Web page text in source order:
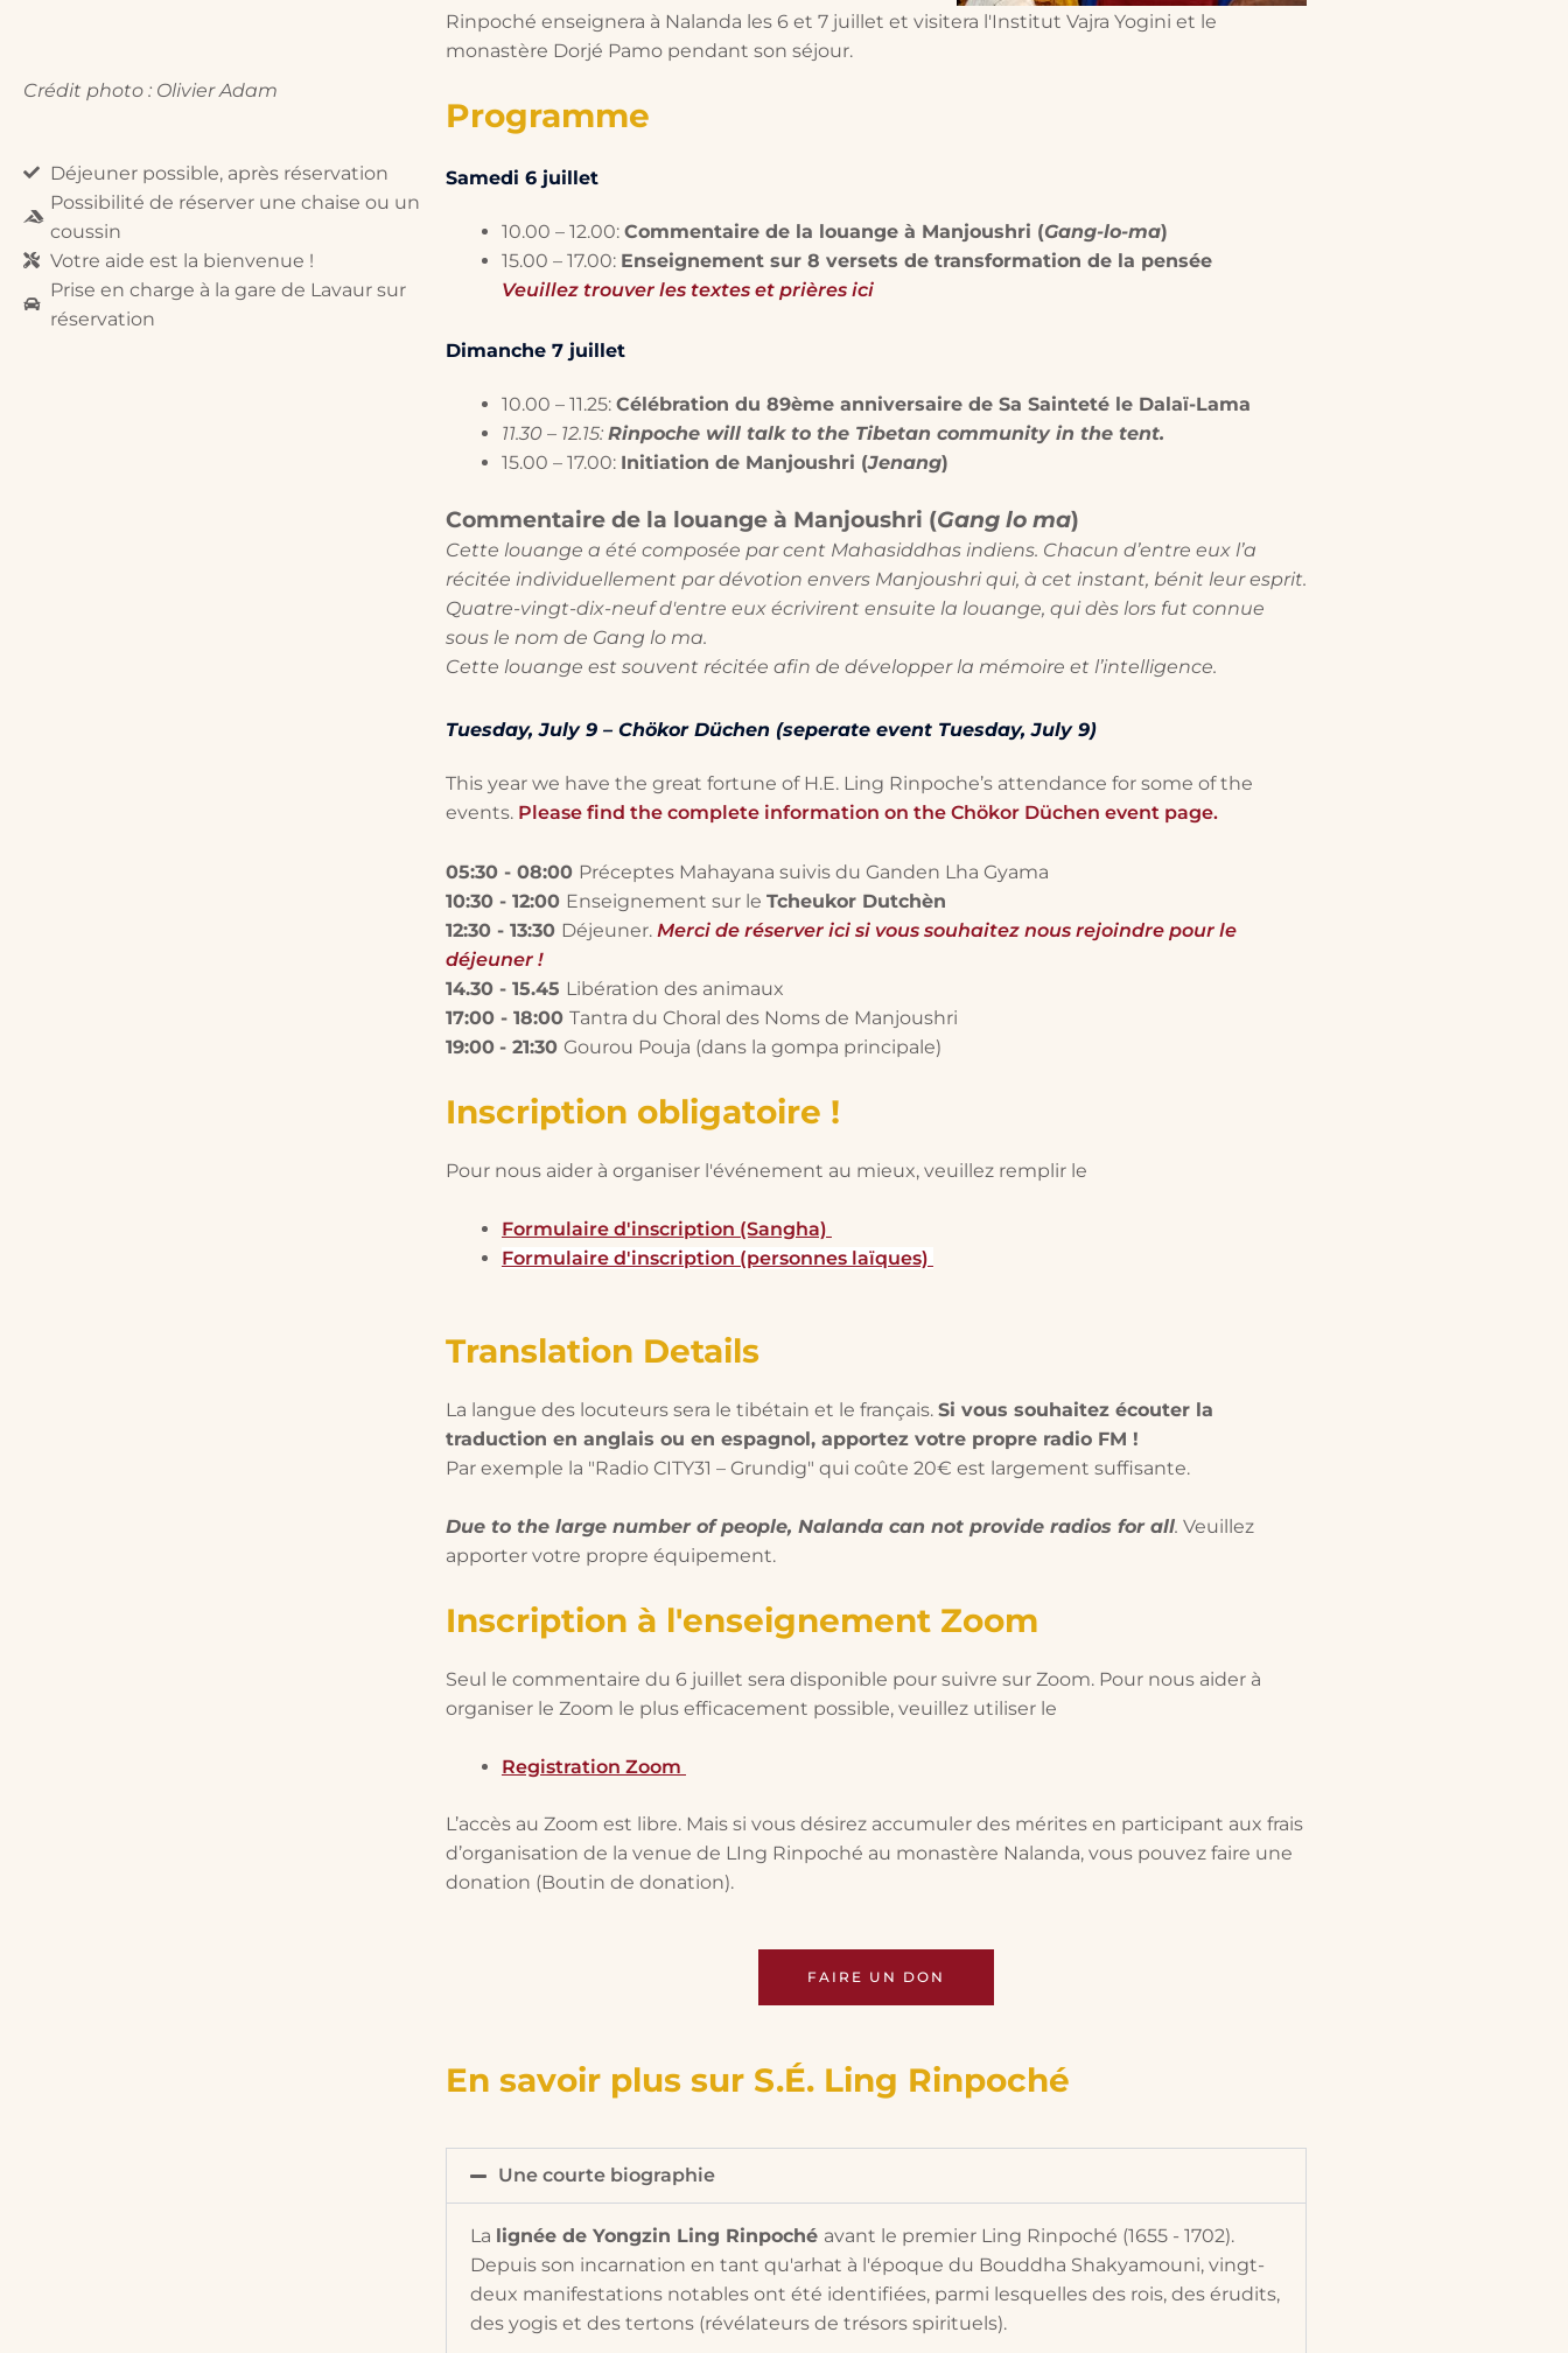
Crédit photo : Olivier Adam
Déjeuner possible, après réservation
Possibilité de réserver une chaise ou un
coussin
Votre aide est la bienvenue !
Prise en charge à la gare de Lavaur sur
réservation
Rinpoché enseignera à Nalanda les 6 et 7 juillet et visitera l'Institut Vajra Yogini et le
monastère Dorjé Pamo pendant son séjour.
Programme
Samedi 6 juillet
10.00 – 12.00: Commentaire de la louange à Manjoushri (Gang-lo-ma)
15.00 – 17.00: Enseignement sur 8 versets de transformation de la pensée
Veuillez trouver les textes et prières ici
Dimanche 7 juillet
10.00 – 11.25: Célébration du 89ème anniversaire de Sa Sainteté le Dalaï-Lama
11.30 – 12.15: Rinpoche will talk to the Tibetan community in the tent.
15.00 – 17.00: Initiation de Manjoushri (Jenang)
Commentaire de la louange à Manjoushri (Gang lo ma)
Cette louange a été composée par cent Mahasiddhas indiens. Chacun d’entre eux l’a
récitée individuellement par dévotion envers Manjoushri qui, à cet instant, bénit leur esprit.
Quatre-vingt-dix-neuf d'entre eux écrivirent ensuite la louange, qui dès lors fut connue
sous le nom de Gang lo ma.
Cette louange est souvent récitée afin de développer la mémoire et l’intelligence.
Tuesday, July 9 – Chökor Düchen (seperate event Tuesday, July 9)
This year we have the great fortune of H.E. Ling Rinpoche’s attendance for some of the
events.Please find the complete information on the Chökor Düchen event page.
05:30 - 08:00 Préceptes Mahayana suivis du Ganden Lha Gyama
10:30 - 12:00 Enseignement sur le Tcheukor Dutchèn
12:30 -13:30 Déjeuner. Merci de réserver ici si vous souhaitez nous rejoindre pour le
déjeuner !
14.30 - 15.45 Libération des animaux
17:00 - 18:00 Tantra du Choral des Noms de Manjoushri
19:00 - 21:30 Gourou Pouja (dans la gompa principale)
Inscription obligatoire !
Pour nous aider à organiser l'événement au mieux, veuillez remplir le
Formulaire d'inscription (Sangha)
Formulaire d'inscription (personnes laïques)
Translation Details
La langue des locuteurs sera le tibétain et le français. Si vous souhaitez écouter la
traduction en anglais ou en espagnol, apportez votre propre radio FM !
Par exemple la "Radio CITY31 – Grundig" qui coûte 20€ est largement suffisante.
Due to the large number of people, Nalanda can not provide radios for all. Veuillez
apporter votre propre équipement.
Inscription à l'enseignement Zoom
Seul le commentaire du 6 juillet sera disponible pour suivre sur Zoom. Pour nous aider à
organiser le Zoom le plus efficacement possible, veuillez utiliser le
Registration Zoom
L’accès au Zoom est libre. Mais si vous désirez accumuler des mérites en participant aux frais
d’organisation de la venue de LIng Rinpoché au monastère Nalanda, vous pouvez faire une
donation (Boutin de donation).
FAIRE UN DON
En savoir plus sur S.É. Ling Rinpoché
Une courte biographie
La lignée de Yongzin Ling Rinpoché avant le premier Ling Rinpoché (1655 - 1702).
Depuis son incarnation en tant qu'arhat à l'époque du Bouddha Shakyamouni, vingt-
deux manifestations notables ont été identifiées, parmi lesquelles des rois, des érudits,
des yogis et des tertons (révélateurs de trésors spirituels).